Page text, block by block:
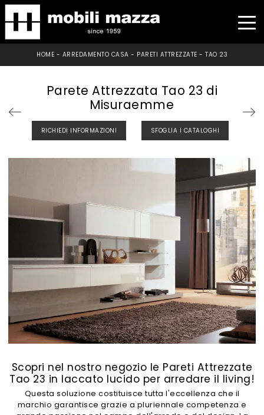
HOME - ARREDAMENTO CASA - PARETI ATTREZZATE - TAO 23
Parete Attrezzata Tao 23 di
Misuraemme
RICHIEDI INFORMAZIONI SFOGLIA I CATALOGHI
Scopri nel nostro negozio le Pareti Attrezzate
Tao 23 in laccato lucido per arredare il living!
Questa soluzione costituisce tutta l'eccellenza che il
marchio garantisce grazie a pluriennale competenza e